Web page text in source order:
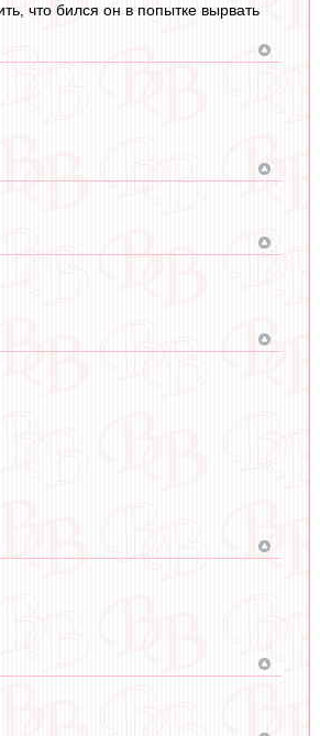
что бился он в попытке вырвать